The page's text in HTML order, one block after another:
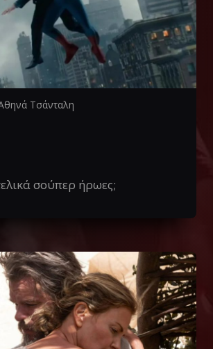
Τσάνταλη
σούπερ ήρωες;